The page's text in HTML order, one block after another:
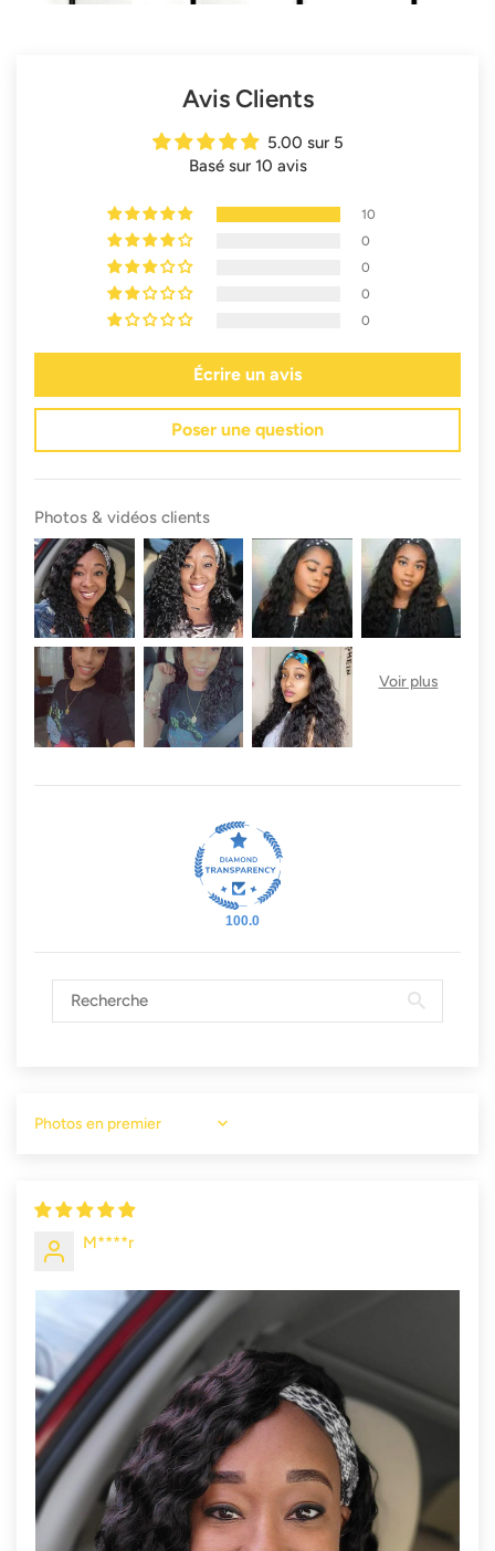
Avis Clients
5.00 sur 5
Basé sur 10 avis
10
0
0
0
0
Écrire un avis
Poser une question
Photos & vidéos clients
100.0
Sort by
M****r